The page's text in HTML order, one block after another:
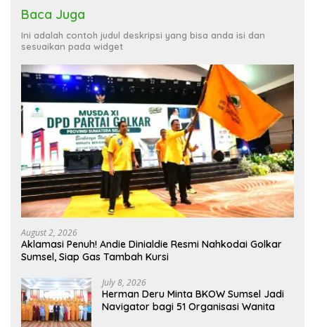
Baca Juga
Ini adalah contoh judul deskripsi yang bisa anda isi dan
sesuaikan pada widget
August 2, 2026
Aklamasi Penuh! Andie Dinialdie Resmi Nahkodai Golkar
Sumsel, Siap Gas Tambah Kursi
July 8, 2026
Herman Deru Minta BKOW Sumsel Jadi
Navigator bagi 51 Organisasi Wanita